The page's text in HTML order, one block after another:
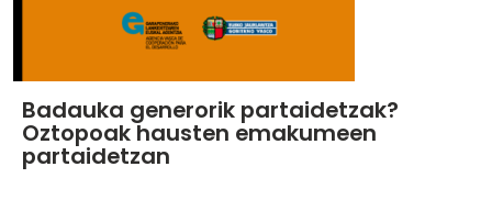
Badauka generorik partaidetzak?
Oztopoak hausten emakumeen
partaidetzan